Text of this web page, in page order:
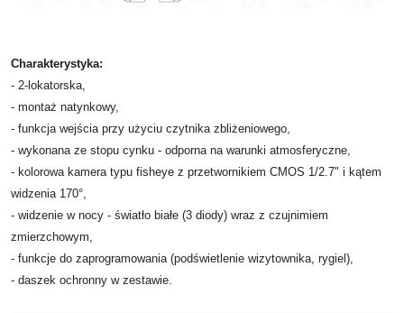
Charakterystyka:
- 2-lokatorska,
- montaż natynkowy,
- funkcja wejścia przy użyciu czytnika zbliżeniowego,
- wykonana ze stopu cynku - odporna na warunki atmosferyczne,
- kolorowa kamera typu fisheye z przetwornikiem CMOS 1/2.7" i kątem
widzenia 170°,
- widzenie w nocy - światło białe (3 diody) wraz z czujnimiem
zmierzchowym,
- funkcje do zaprogramowania (podświetlenie wizytownika, rygiel),
- daszek ochronny w zestawie.